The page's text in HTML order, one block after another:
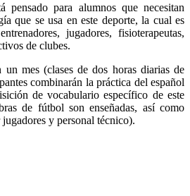
pensado para alumnos que necesitan
que se usa en este deporte, la cual es
jugadores, fisioterapeutas,
de clubes.
mes (clases de dos horas diarias de
combinarán la práctica del español
de vocabulario específico de este
de fútbol son enseñadas, así como
y personal técnico).